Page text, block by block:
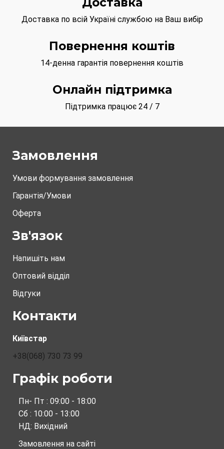
Доставка по всій Україні службою на Ваш вибір
Повернення коштів
14-денна гарантія повернення коштів
Онлайн підтримка
Підтримка працює 24 / 7
Замовлення
Умови формування замовлення
Гарантія/Умови
Оферта
Зв'язок
Напишіть нам
Оптовий відділ
Відгуки
Контакти
Київстар
+38(068) 730 73 99
Графік роботи
Пн- Пт : 09:00 - 18:00
Сб : 10:00 - 13:00
НД: Вихідний
Замовлення на сайті